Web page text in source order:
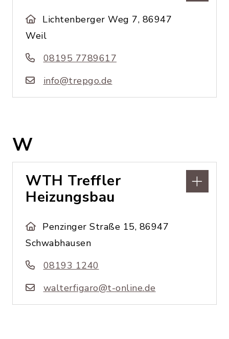
Lichtenberger Weg 7, 86947
Weil
08195 7789617
info@trepgo.de
W
WTH Treffler
Heizungsbau
Penzinger Straße 15, 86947
Schwabhausen
08193 1240
walterfigaro@t-online.de